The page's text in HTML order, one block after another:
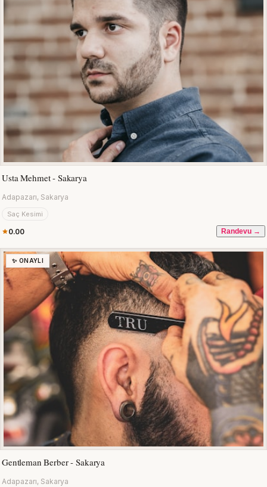
Usta Mehmet - Sakarya
Adapazarı, Sakarya
Saç Kesimi
0.00 Randevu →
✨ ONAYLI
Gentleman Berber - Sakarya
Adapazarı, Sakarya